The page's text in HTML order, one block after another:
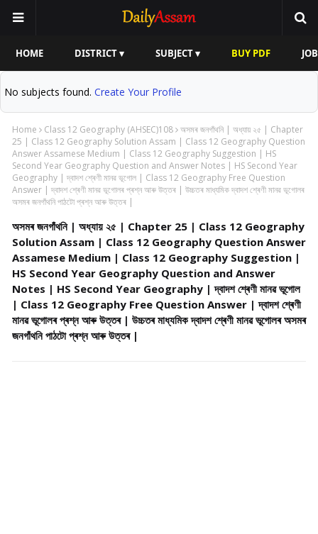
HOME DISTRICT ▾ SUBJECT ▾ BUY PDF
No subjects found. Create Your Profile
Home Class 12 Geography (AHSEC)108 অসমৰ জনগাঁথনি | অধ্যায় ২৫ | Chapter
25 | Class 12 Geography Solution Assam | Class 12 Geography Question
Answer Assamese Medium | Class 12 Geography Suggestion | HS
Second Year Geography Question and Answer Notes | HS Second Year
Geography | দ্বাদশ শ্ৰেণী মানৱ ভূগোল | Class 12 Geography Free Question
Answer | দ্বাদশ শ্ৰেণী মানৱ ভূগোলৰ প্ৰশ্ন আৰু উত্তৰ | উচ্চতৰ মাধ্যমিক দ্বাদশ শ্ৰেণী মানৱ ভূগোলৰ
অসমৰ জনগাঁথনি পাঠটো প্ৰশ্ন আৰু উত্তৰ |
অসমৰ জনগাঁথনি | অধ্যায় ২৫ | Chapter 25 | Class 12 Geography
Solution Assam | Class 12 Geography Question Answer
Assamese Medium | Class 12 Geography Suggestion |
HS Second Year Geography Question and Answer
Notes | HS Second Year Geography | দ্বাদশ শ্ৰেণী মানৱ ভূগোল
| Class 12 Geography Free Question Answer | দ্বাদশ শ্ৰেণী
মানৱ ভূগোলৰ প্ৰশ্ন আৰু উত্তৰ | উচ্চতৰ মাধ্যমিক দ্বাদশ শ্ৰেণী মানৱ ভূগোলৰ অসমৰ
জনগাঁথনি পাঠটো প্ৰশ্ন আৰু উত্তৰ |